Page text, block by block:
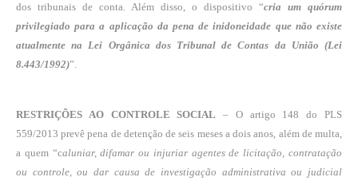
dos tribunais de conta. Além disso, o dispositivo “cria um quórum
privilegiado para a aplicação da pena de inidoneidade que não existe
atualmente na Lei Orgânica dos Tribunal de Contas da União (Lei
8.443/1992)”.
RESTRIÇÕES AO CONTROLE SOCIAL – O artigo 148 do PLS
559/2013 prevê pena de detenção de seis meses a dois anos, além de multa,
a quem “caluniar, difamar ou injuriar agentes de licitação, contratação
ou controle, ou dar causa de investigação administrativa ou judicial